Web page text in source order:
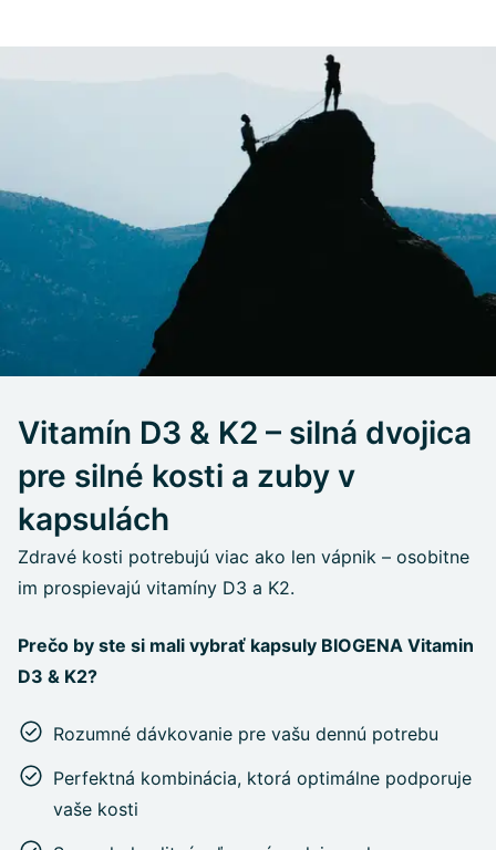
Vitamín D3 & K2 – silná dvojica
pre silné kosti a zuby v
kapsulách
Zdravé kosti potrebujú viac ako len vápnik – osobitne
im prospievajú vitamíny D3 a K2.
Prečo by ste si mali vybrať kapsuly BIOGENA Vitamin
D3 & K2?
Rozumné dávkovanie pre vašu dennú potrebu
Perfektná kombinácia, ktorá optimálne podporuje
vaše kosti